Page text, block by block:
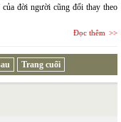
đời người cũng đổi thay theo
Đọc thêm
Trang cuối